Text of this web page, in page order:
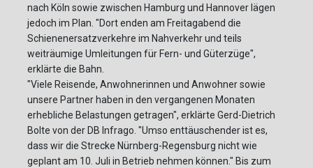
nach Köln sowie zwischen Hamburg und Hannover lägen
jedoch im Plan. "Dort enden am Freitagabend die
Schienenersatzverkehre im Nahverkehr und teils
weiträumige Umleitungen für Fern- und Güterzüge",
erklärte die Bahn.
"Viele Reisende, Anwohnerinnen und Anwohner sowie
unsere Partner haben in den vergangenen Monaten
erhebliche Belastungen getragen", erklärte Gerd-Dietrich
Bolte von der DB Infrago. "Umso enttäuschender ist es,
dass wir die Strecke Nürnberg-Regensburg nicht wie
geplant am 10. Juli in Betrieb nehmen können." Bis zum